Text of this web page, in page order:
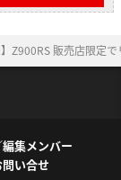
】Z900RS 販売店限定
集メンバー
問い合せ